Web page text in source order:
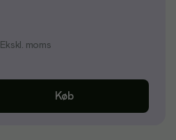
Ekskl. moms
Køb